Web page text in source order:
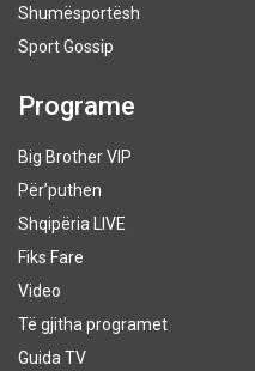
Shumësportësh
Sport Gossip
Programe
Big Brother VIP
Për’puthen
Shqipëria LIVE
Fiks Fare
Video
Të gjitha programet
Guida TV